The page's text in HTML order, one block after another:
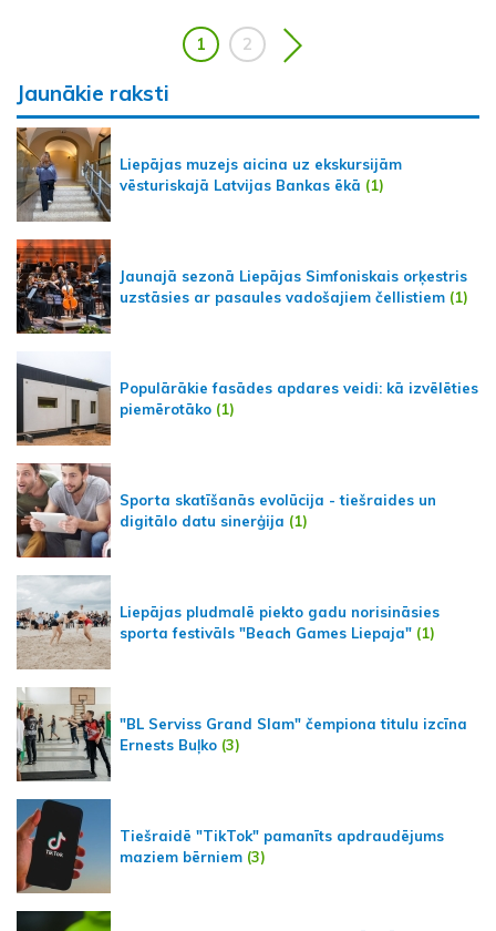
1 2
Jaunākie raksti
Liepājas muzejs aicina uz ekskursijām
vēsturiskajā Latvijas Bankas ēkā (1)
Jaunajā sezonā Liepājas Simfoniskais orķestris
uzstāsies ar pasaules vadošajiem čellistiem (1)
Populārākie fasādes apdares veidi: kā izvēlēties
piemērotāko (1)
Sporta skatīšanās evolūcija - tiešraides un
digitālo datu sinerģija (1)
Liepājas pludmalē piekto gadu norisināsies
sporta festivāls "Beach Games Liepaja" (1)
"BL Serviss Grand Slam" čempiona titulu izcīna
Ernests Buļko (3)
Tiešraidē "TikTok" pamanīts apdraudējums
maziem bērniem (3)